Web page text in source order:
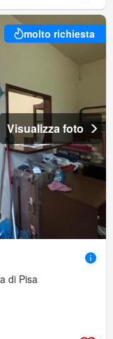
molto richiesta
Visualizza foto
di Pisa